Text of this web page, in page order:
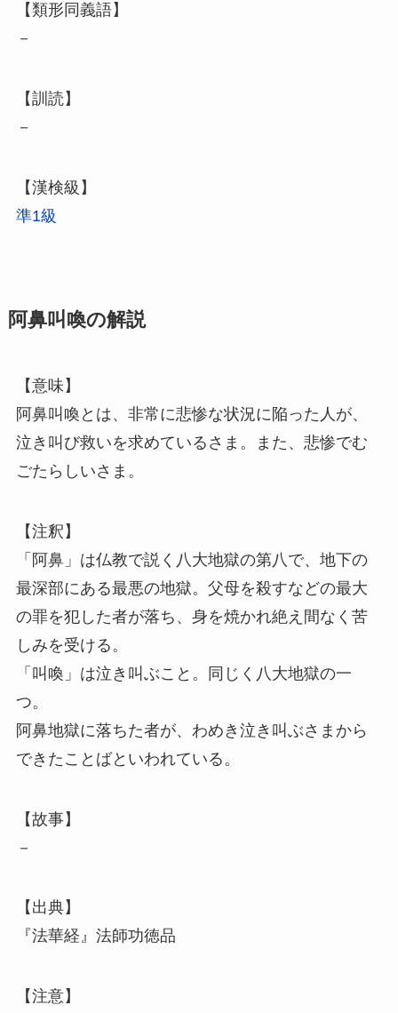
【類形同義語】
－
【訓読】
－
【漢検級】
準1級
阿鼻叫喚の解説
【意味】
阿鼻叫喚とは、非常に悲惨な状況に陥った人が、
泣き叫び救いを求めているさま。また、悲惨でむ
ごたらしいさま。
【注釈】
「阿鼻」は仏教で説く八大地獄の第八で、地下の
最深部にある最悪の地獄。父母を殺すなどの最大
の罪を犯した者が落ち、身を焼かれ絶え間なく苦
しみを受ける。
「叫喚」は泣き叫ぶこと。同じく八大地獄の一
つ。
阿鼻地獄に落ちた者が、わめき泣き叫ぶさまから
できたことばといわれている。
【故事】
－
【出典】
『法華経』法師功徳品
【注意】